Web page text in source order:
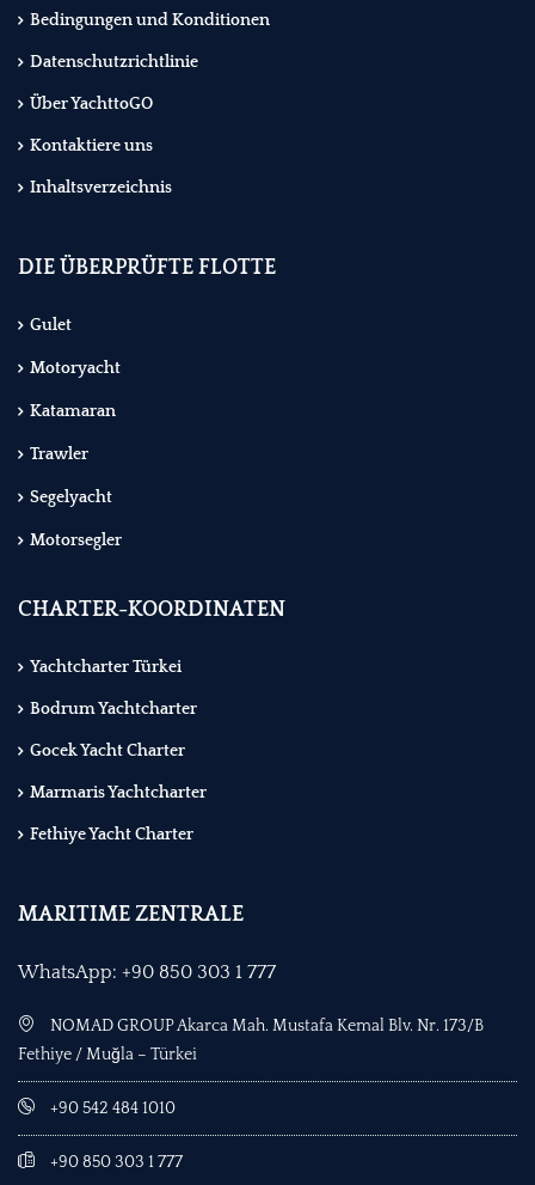
Bedingungen und Konditionen
Datenschutzrichtlinie
Über YachttoGO
Kontaktiere uns
Inhaltsverzeichnis
DIE ÜBERPRÜFTE FLOTTE
Gulet
Motoryacht
Katamaran
Trawler
Segelyacht
Motorsegler
CHARTER-KOORDINATEN
Yachtcharter Türkei
Bodrum Yachtcharter
Gocek Yacht Charter
Marmaris Yachtcharter
Fethiye Yacht Charter
MARITIME ZENTRALE
WhatsApp: +90 850 303 1 777
NOMAD GROUP Akarca Mah. Mustafa Kemal Blv. Nr. 173/B
Fethiye / Muğla – Türkei
+90 542 484 1010
+90 850 303 1 777